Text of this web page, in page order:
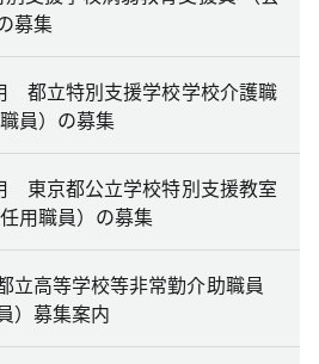
募集
都立特別支援学校学校介護職
員）の募集
東京都公立学校特別支援教室
用職員）の募集
高等学校等非常勤介助職員
）募集案内